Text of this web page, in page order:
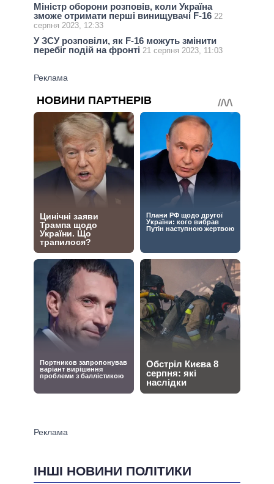
Міністр оборони розповів, коли Україна
зможе отримати перші винищувачі F-16 22
серпня 2023, 12:33
У ЗСУ розповіли, як F-16 можуть змінити
перебіг подій на фронті 21 серпня 2023, 11:03
ІНШІ НОВИНИ ПОЛІТИКИ